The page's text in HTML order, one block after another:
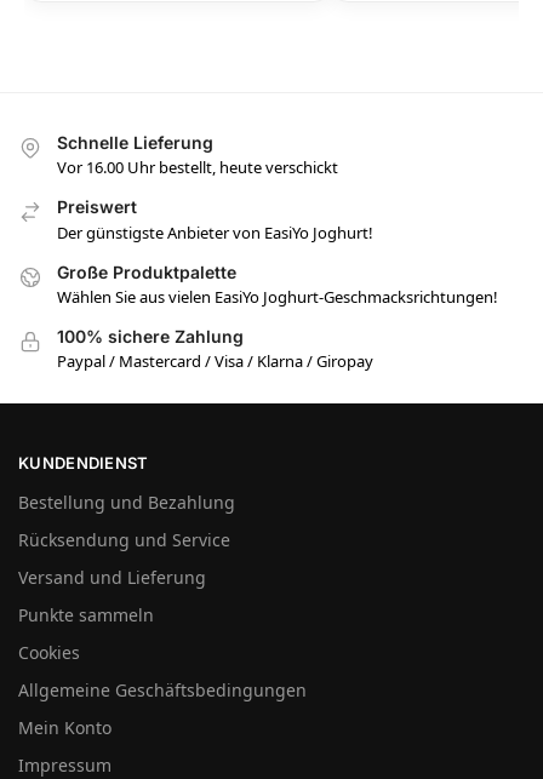
Schnelle Lieferung
Vor 16.00 Uhr bestellt, heute verschickt
Preiswert
Der günstigste Anbieter von EasiYo Joghurt!
Große Produktpalette
Wählen Sie aus vielen EasiYo Joghurt-Geschmacksrichtungen!
100% sichere Zahlung
Paypal / Mastercard / Visa / Klarna / Giropay
KUNDENDIENST
Bestellung und Bezahlung
Rücksendung und Service
Versand und Lieferung
Punkte sammeln
Cookies
Allgemeine Geschäftsbedingungen
Mein Konto
Impressum